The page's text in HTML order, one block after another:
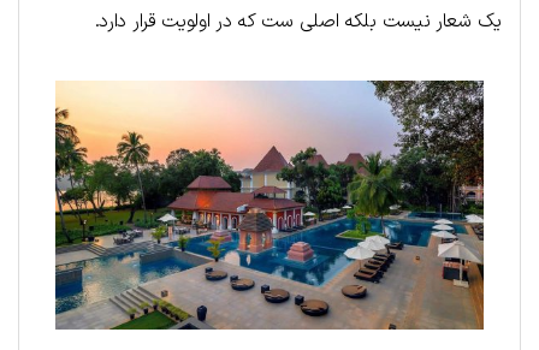
یک شعار نیست بلکه اصلی ست که در اولویت قرار دارد.